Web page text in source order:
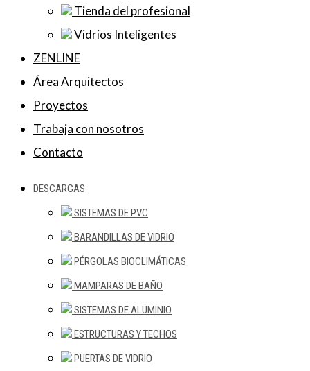
Tienda del profesional
Vidrios Inteligentes
ZENLINE
Área Arquitectos
Proyectos
Trabaja con nosotros
Contacto
DESCARGAS
SISTEMAS DE PVC
BARANDILLAS DE VIDRIO
PÉRGOLAS BIOCLIMÁTICAS
MAMPARAS DE BAÑO
SISTEMAS DE ALUMINIO
ESTRUCTURAS Y TECHOS
PUERTAS DE VIDRIO